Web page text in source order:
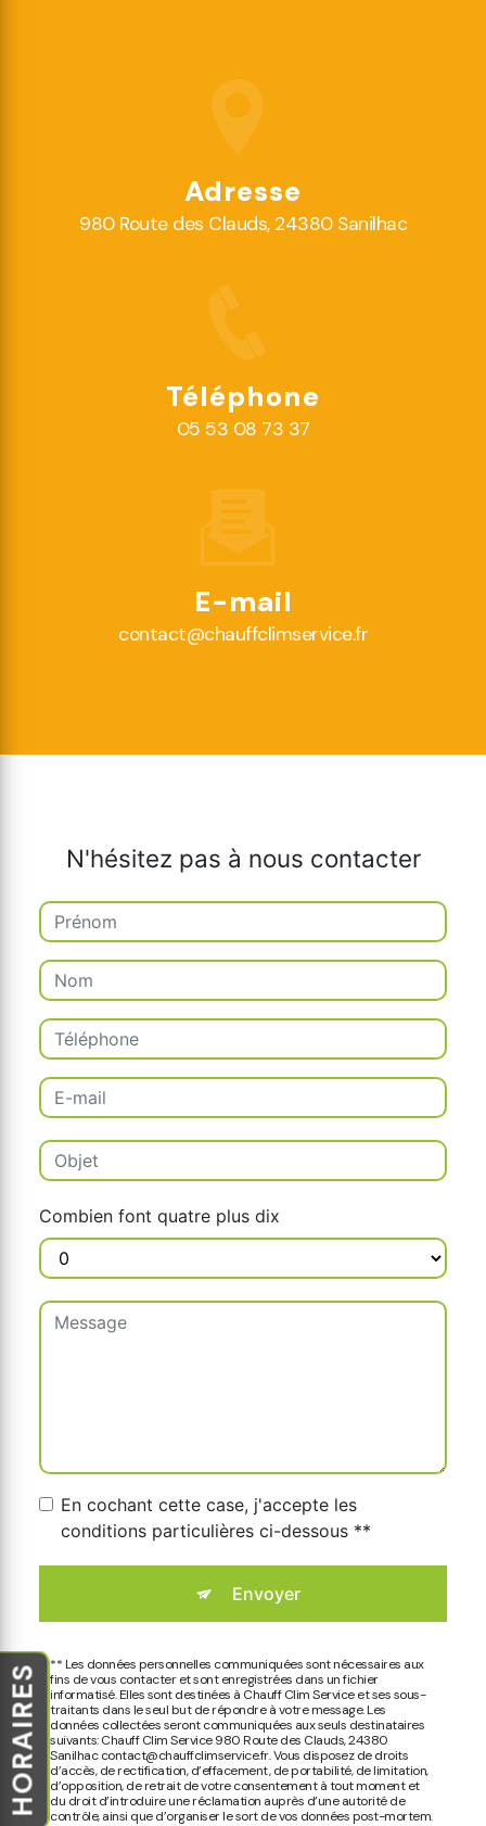
HORAIRES
Adresse
980 Route des Clauds, 24380 Sanilhac
Téléphone
05 53 08 73 37
E-mail
contact@chauffclimservice.fr
N'hésitez pas à nous contacter
Combien font quatre plus dix
En cochant cette case, j'accepte les
conditions particulières ci-dessous **
Envoyer
** Les données personnelles communiquées sont nécessaires aux
fins de vous contacter et sont enregistrées dans un fichier
informatisé. Elles sont destinées à Chauff Clim Service et ses sous-
traitants dans le seul but de répondre à votre message. Les
données collectées seront communiquées aux seuls destinataires
suivants: Chauff Clim Service 980 Route des Clauds, 24380
Sanilhac contact@chauffclimservice.fr. Vous disposez de droits
d’accès, de rectification, d’effacement, de portabilité, de limitation,
d’opposition, de retrait de votre consentement à tout moment et
du droit d’introduire une réclamation auprès d’une autorité de
contrôle, ainsi que d’organiser le sort de vos données post-mortem.